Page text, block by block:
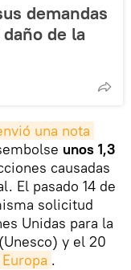
demandas
de la
una nota
unos 1,3
causadas
El pasado 14 de
solicitud
Unidas para la
y el 20
.